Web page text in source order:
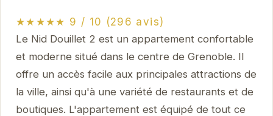
★★★★★ 9 / 10 (296 avis)
Le Nid Douillet 2 est un appartement confortable
et moderne situé dans le centre de Grenoble. Il
offre un accès facile aux principales attractions de
la ville, ainsi qu'à une variété de restaurants et de
boutiques. L'appartement est équipé de tout ce